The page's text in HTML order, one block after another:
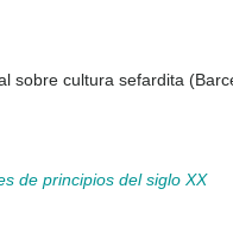
sobre cultura sefardita
de principios del siglo XX